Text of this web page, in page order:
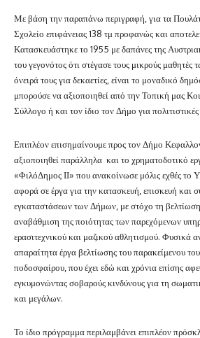
Με βάση την παραπάνω περιγραφή, για τα
Σχολείο επιφάνειας 138 τμ προφανώς και
Κατασκευάστηκε το 1955 με δαπάνες της
του γεγονότος ότι στέγασε τους μικρούς
όνειρά τους για δεκαετίες, είναι το μοναδικό
μπορούσε να αξιοποιηθεί από την Τοπική μας
Σύλλογο ή και τον ίδιο τον Δήμο για
Επιπλέον επισημαίνουμε προς τον Δήμο
αξιοποιηθεί παράλληλα και το χρηματοδοτικό
«ΦιλόΔημος ΙΙ» που ανακοίνωσε μόλις εχθές το
αφορά σε έργα για την κατασκευή, επισκευή και
εγκαταστάσεων των Δήμων, με στόχο τη
αναβάθμιση της ποιότητας των παρεχόμενων
ερασιτεχνικού και μαζικού αθλητισμού. Φυσικά
απαραίτητα έργα βελτίωσης του παρακείμενου
ποδοσφαίρου, που έχει εδώ και χρόνια επίσης
εγκυμονώντας σοβαρούς κινδύνους για τη
και μεγάλων.
Το ίδιο πρόγραμμα περιλαμβάνει επιπλέον